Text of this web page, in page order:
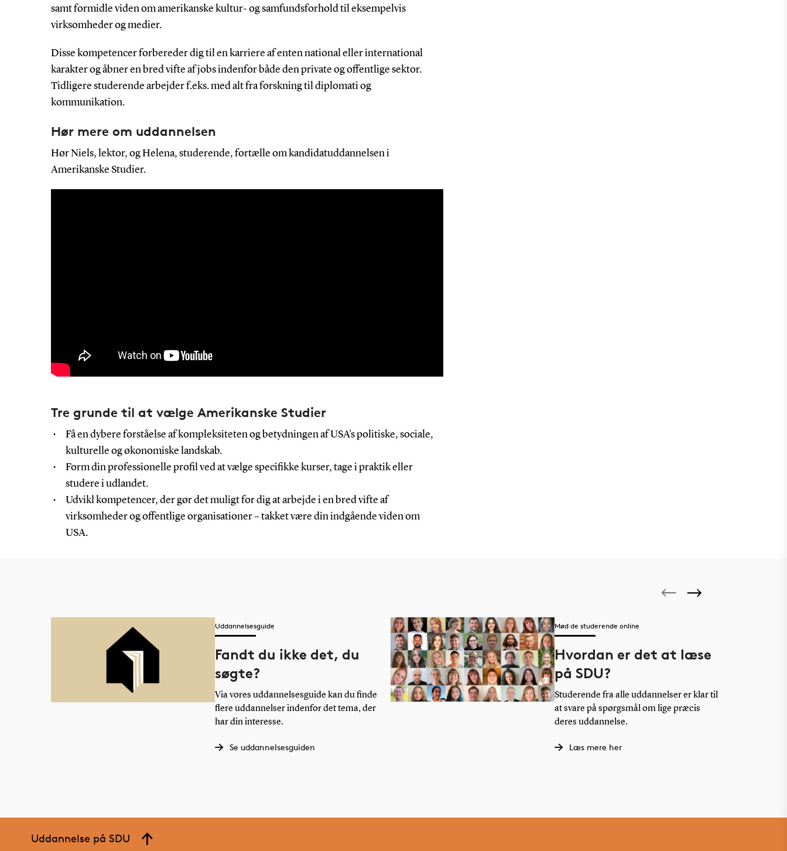
samt formidle viden om amerikanske kultur- og samfundsforhold til eksempelvis
virksomheder og medier.
Disse kompetencer forbereder dig til en karriere af enten national eller international
karakter og åbner en bred vifte af jobs indenfor både den private og offentlige sektor.
Tidligere studerende arbejder f.eks. med alt fra forskning til diplomati og
kommunikation.
Hør mere om uddannelsen
Hør Niels, lektor, og Helena, studerende, fortælle om kandidatuddannelsen i
Amerikanske Studier.
Tre grunde til at vælge Amerikanske Studier
Få en dybere forståelse af kompleksiteten og betydningen af USA's politiske, sociale,
kulturelle og økonomiske landskab.
Form din professionelle profil ved at vælge specifikke kurser, tage i praktik eller
studere i udlandet.
Udvikl kompetencer, der gør det muligt for dig at arbejde i en bred vifte af
virksomheder og offentlige organisationer – takket være din indgående viden om
USA.
Uddannelsesguide
Fandt du ikke det, du
søgte?
Via vores uddannelsesguide kan du finde
flere uddannelser indenfor det tema, der
har din interesse.
Se uddannelsesguiden
Mød de studerende online
Hvordan er det at læse
på SDU?
Studerende fra alle uddannelser er klar til
at svare på spørgsmål om lige præcis
deres uddannelse.
Læs mere her
Uddannelse på SDU